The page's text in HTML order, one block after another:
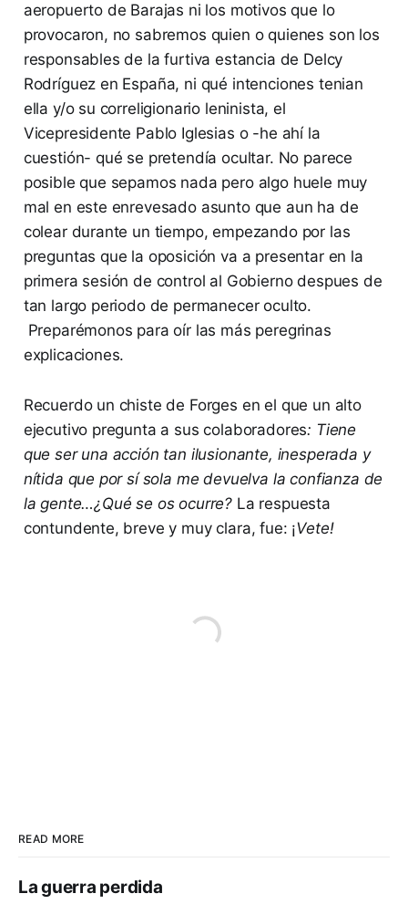
aeropuerto de Barajas ni los motivos que lo
provocaron, no sabremos quien o quienes son los
responsables de la furtiva estancia de Delcy
Rodríguez en España, ni qué intenciones tenian
ella y/o su correligionario leninista, el
Vicepresidente Pablo Iglesias o -he ahí la
cuestión- qué se pretendía ocultar. No parece
posible que sepamos nada pero algo huele muy
mal en este enrevesado asunto que aun ha de
colear durante un tiempo, empezando por las
preguntas que la oposición va a presentar en la
primera sesión de control al Gobierno despues de
tan largo periodo de permanecer oculto.
Preparémonos para oír las más peregrinas
explicaciones.
Recuerdo un chiste de Forges en el que un alto
ejecutivo pregunta a sus colaboradores: Tiene
que ser una acción tan ilusionante, inesperada y
nítida que por sí sola me devuelva la confianza de
la gente…¿Qué se os ocurre? La respuesta
contundente, breve y muy clara, fue: ¡Vete!
READ MORE
La guerra perdida